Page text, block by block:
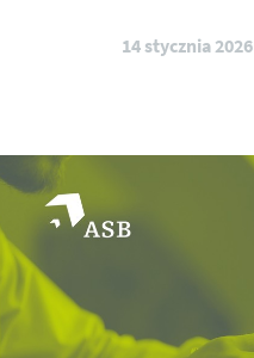
14 stycznia 2026